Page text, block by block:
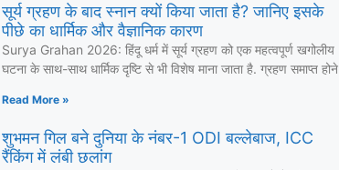
सूर्य ग्रहण के बाद स्नान क्यों किया जाता है? जानिए इसके
पीछे का धार्मिक और वैज्ञानिक कारण
Surya Grahan 2026: हिंदू धर्म में सूर्य ग्रहण को एक महत्वपूर्ण खगोलीय
घटना के साथ-साथ धार्मिक दृष्टि से भी विशेष माना जाता है. ग्रहण समाप्त होने
Read More »
शुभमन गिल बने दुनिया के नंबर-1 ODI बल्लेबाज, ICC
रैंकिंग में लंबी छलांग